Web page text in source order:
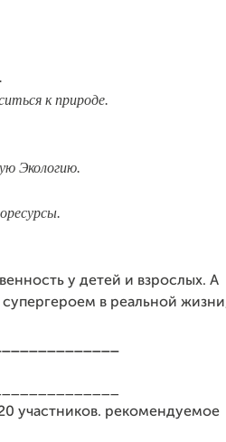
к природе.
Экологию.
у детей и взрослых. А
супергероем в реальной
участников. рекомендуемое